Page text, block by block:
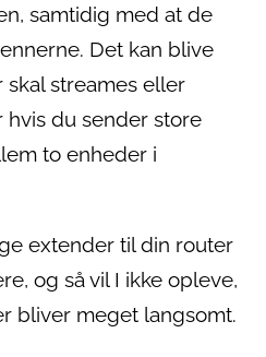
samtidig med at de
Det kan blive
streames eller
hvis du sender store
to enheder i
extender til din router
og så vil I ikke opleve,
bliver meget langsomt.